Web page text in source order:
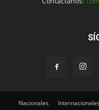
Nacionales Internacionales